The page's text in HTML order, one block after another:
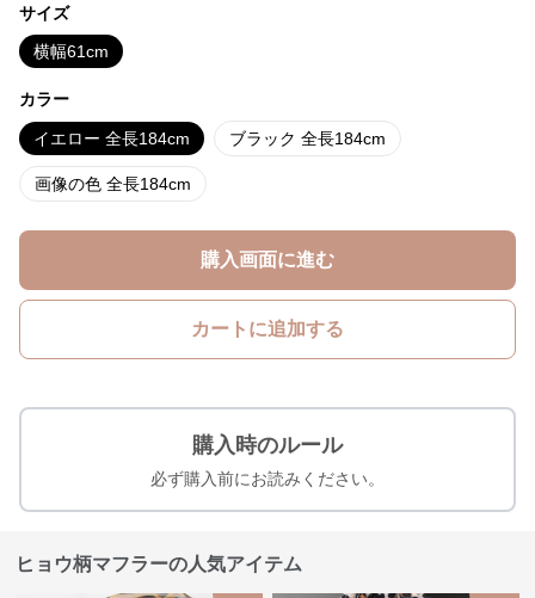
サイズ
横幅61cm
カラー
イエロー 全長184cm ブラック 全長184cm
画像の色 全長184cm
購入画面に進む
カートに追加する
購入時のルール
必ず購入前にお読みください。
ヒョウ柄マフラーの人気アイテム